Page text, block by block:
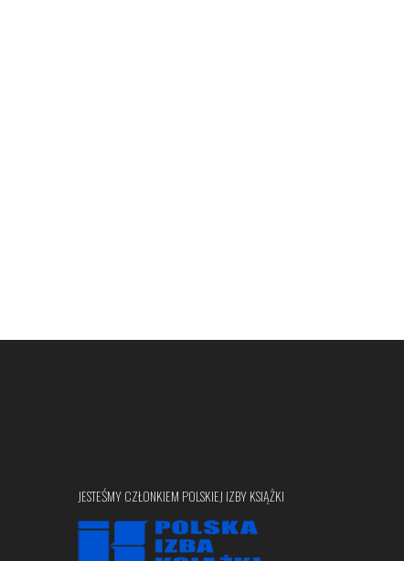
JESTEŚMY CZŁONKIEM POLSKIEJ IZBY KSIĄŻKI